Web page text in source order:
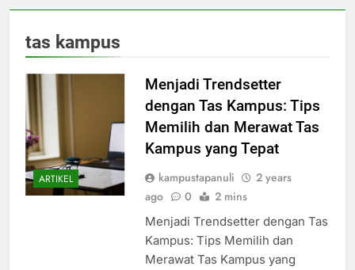
tas kampus
ARTIKEL
Menjadi Trendsetter
dengan Tas Kampus: Tips
Memilih dan Merawat Tas
Kampus yang Tepat
kampustapanuli
2 years
ago
0 2 mins
Menjadi Trendsetter dengan Tas
Kampus: Tips Memilih dan
Merawat Tas Kampus yang